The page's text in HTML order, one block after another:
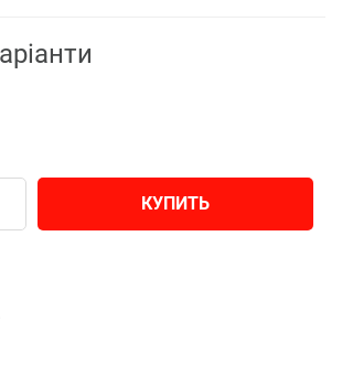
КУПИТЬ